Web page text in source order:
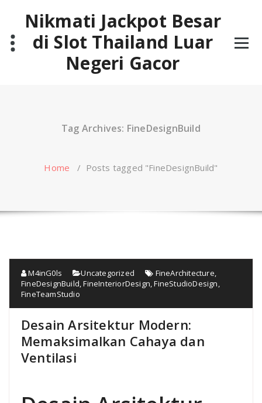
contentNikmati Jackpot Besar
di Slot Thailand Luar
Negeri Gacor
Tag Archives: FineDesignBuild
Home / Posts tagged "FineDesignBuild"
M4inG0ls Uncategorized FineArchitecture
FineDesignBuild ,FineInteriorDesign ,FineStudioDesign
FineTeamStudio
Desain Arsitektur Modern:
Memaksimalkan Cahaya dan
Ventilasi